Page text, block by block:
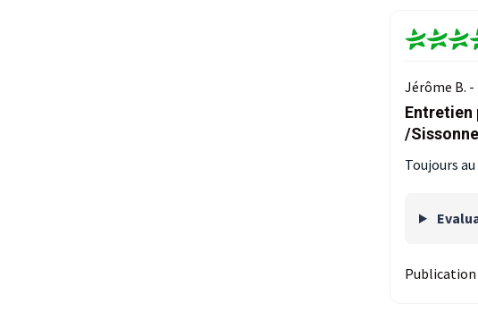
Jérôme B. -
Entretien
/
Toujours
Publication